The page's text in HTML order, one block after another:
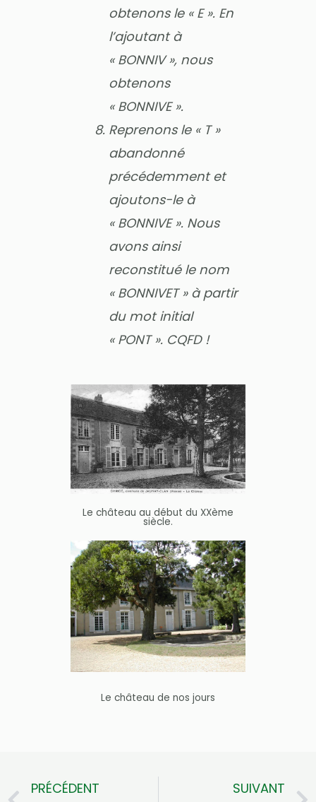
obtenons le « E ». En
l’ajoutant à
« BONNIV », nous
obtenons
« BONNIVE ».
Reprenons le « T »
abandonné
précédemment et
ajoutons-le à
« BONNIVE ». Nous
avons ainsi
reconstitué le nom
« BONNIVET » à partir
du mot initial
« PONT ». CQFD !
Le château au début du XXème
siècle.
Le château de nos jours
Précédent
PRÉCÉDENT SUIVANT